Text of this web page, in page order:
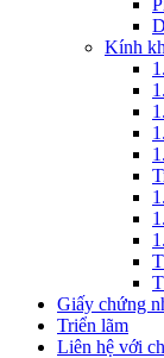
Kính
Giấy chứng
Triển lãm
Liên hệ với